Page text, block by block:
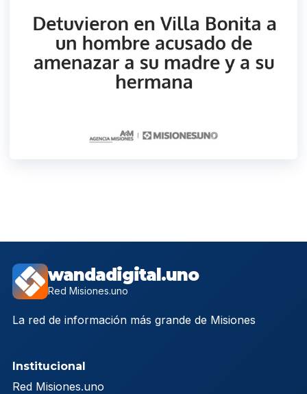
wandadigital.uno
Red Misiones.uno
La red de información más grande de Misiones
Institucional
Red Misiones.uno